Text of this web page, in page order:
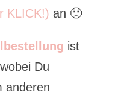
KLICK!) an 🙂
ist
Du
anderen